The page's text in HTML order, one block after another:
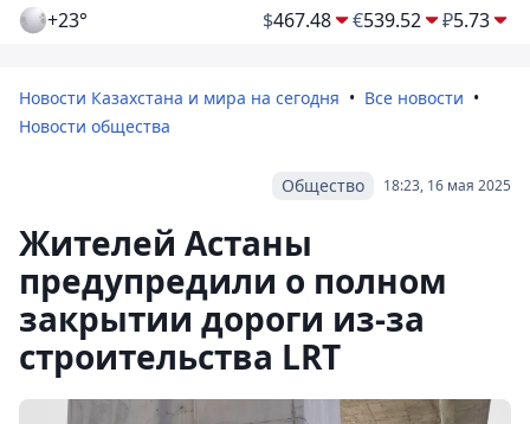
+23° $467.48 €539.52 ₽5.73
Новости Казахстана и мира на сегодня
Все новости
Новости общества
18:23, 16 мая 2025
Общество
Жителей Астаны
предупредили о полном
закрытии дороги из-за
строительства LRT